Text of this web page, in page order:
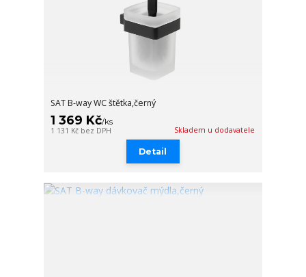
SAT B-way WC štětka,černý
1 369 Kč/ks
1 131 Kč bez DPH Skladem u dodavatele
Detail